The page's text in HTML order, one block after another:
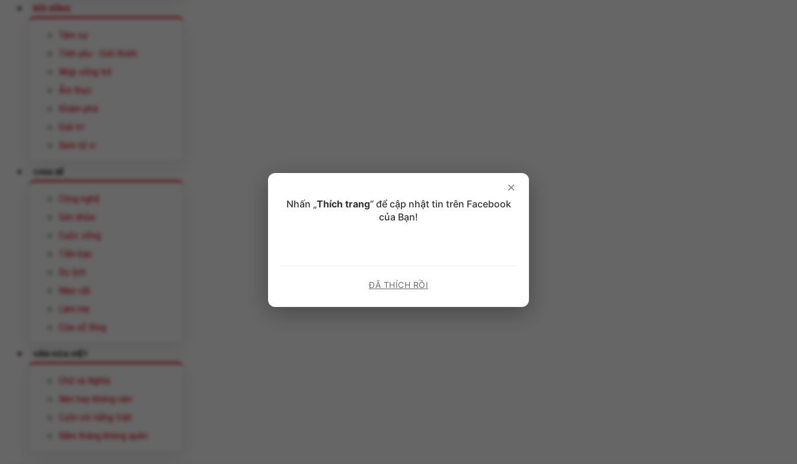
ĐỜI SỐNG
Tâm sự
Tình yêu - Giới thính
Nhịp sống trẻ
Ẩm thực
Khám phá
Giải trí
Xem tử vi
CHIA SẺ
Công nghệ
Sức khỏe
Cuộc sống
Tiền bạc
Du lịch
Mẹo vặt
Làm mẹ
Cửa sổ Blog
VĂN HÓA VIỆT
Chữ và Nghĩa
Nên hay không nên
Cười với tiếng Việt
Năm tháng không quên
×
Nhấn „Thích trang“ để cập nhật tin trên Facebook
của Bạn!
ĐÃ THÍCH RỒI